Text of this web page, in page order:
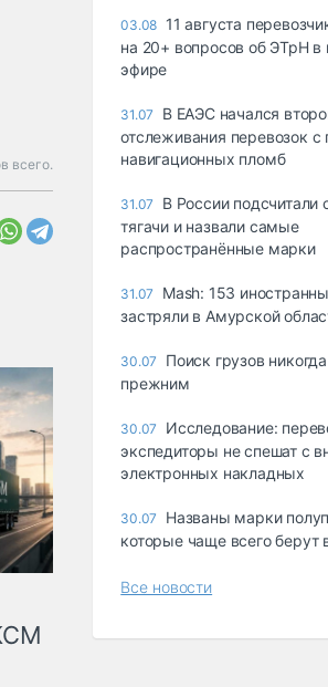
всего.
03.08 11 августа
на 20+ вопросов об ЭТрН
эфире
31.07
В ЕАЭС начался
отслеживания перевозок
навигационных пломб
31.07
В России подсчитали
тягачи и назвали самые
распространённые марки
31.07
Mash: 153
застряли в Амурской
30.07
Поиск грузов
прежним
30.07
Исследование:
экспедиторы не спешат с
электронных накладных
30.07
Названы марки
которые чаще всего берут
Все новости